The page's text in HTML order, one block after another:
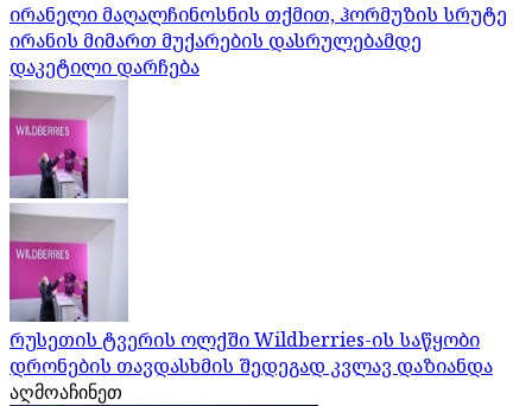
ირანელი მაღალჩინოსნის თქმით, ჰორმუზის სრუტე
ირანის მიმართ მუქარების დასრულებამდე
დაკეტილი დარჩება
რუსეთის ტვერის ოლქში Wildberries-ის საწყობი
დრონების თავდასხმის შედეგად კვლავ დაზიანდა
აღმოაჩინეთ